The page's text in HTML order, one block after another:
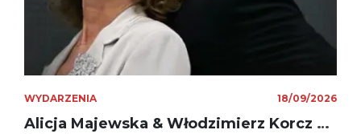
WYDARZENIA 18/09/2026
Alicja Majewska & Włodzimierz Korcz & Warsaw String Quartet - Jubileusz